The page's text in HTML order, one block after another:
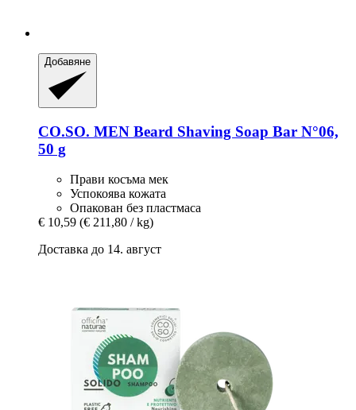
Добавяне
CO.SO. MEN Beard Shaving Soap Bar N°06,
50 g
Прави косъма мек
Успокоява кожата
Опакован без пластмаса
€ 10,59 (€ 211,80 / kg)
Доставка до 14. август